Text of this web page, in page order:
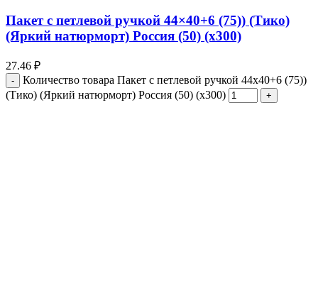
Пакет с петлевой ручкой 44×40+6 (75)) (Тико)
(Яркий натюрморт) Россия (50) (х300)
27.46 ₽
Количество товара Пакет с петлевой ручкой 44x40+6 (75))
(Тико) (Яркий натюрморт) Россия (50) (х300)